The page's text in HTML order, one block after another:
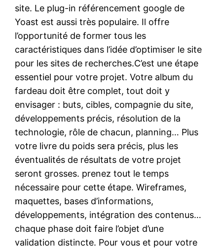
site. Le plug-in référencement google de
Yoast est aussi très populaire. Il offre
l’opportunité de former tous les
caractéristiques dans l’idée d’optimiser le site
pour les sites de recherches.C’est une étape
essentiel pour votre projet. Votre album du
fardeau doit être complet, tout doit y
envisager : buts, cibles, compagnie du site,
développements précis, résolution de la
technologie, rôle de chacun, planning… Plus
votre livre du poids sera précis, plus les
éventualités de résultats de votre projet
seront grosses. prenez tout le temps
nécessaire pour cette étape. Wireframes,
maquettes, bases d’informations,
développements, intégration des contenus…
chaque phase doit faire l’objet d’une
validation distincte. Pour vous et pour votre